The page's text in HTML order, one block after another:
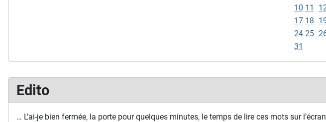
Edito
… L’ai-je bien fermée, la porte pour quelques minutes, le temps de lire ces mots sur
10 11
17 18
24 25
31